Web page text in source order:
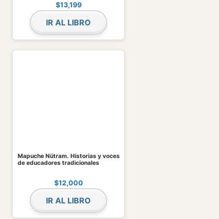
$13,199
IR AL LIBRO
Mapuche Nütram. Historias y voces
de educadores tradicionales
$12,000
IR AL LIBRO